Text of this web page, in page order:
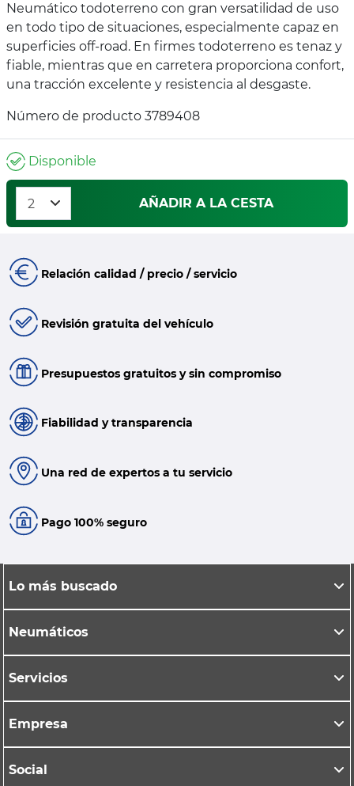
Neumático todoterreno con gran versatilidad de uso
en todo tipo de situaciones, especialmente capaz en
superficies off-road. En firmes todoterreno es tenaz y
fiable, mientras que en carretera proporciona confort,
una tracción excelente y resistencia al desgaste.
Número de producto 3789408
Disponible
AÑADIR A LA CESTA
Relación calidad / precio / servicio
Revisión gratuita del vehículo
Presupuestos gratuitos y sin compromiso
Fiabilidad y transparencia
Una red de expertos a tu servicio
Pago 100% seguro
Lo más buscado
Neumáticos
Servicios
Empresa
Social